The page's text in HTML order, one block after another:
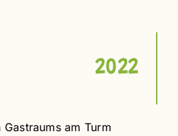
2022
am Turm